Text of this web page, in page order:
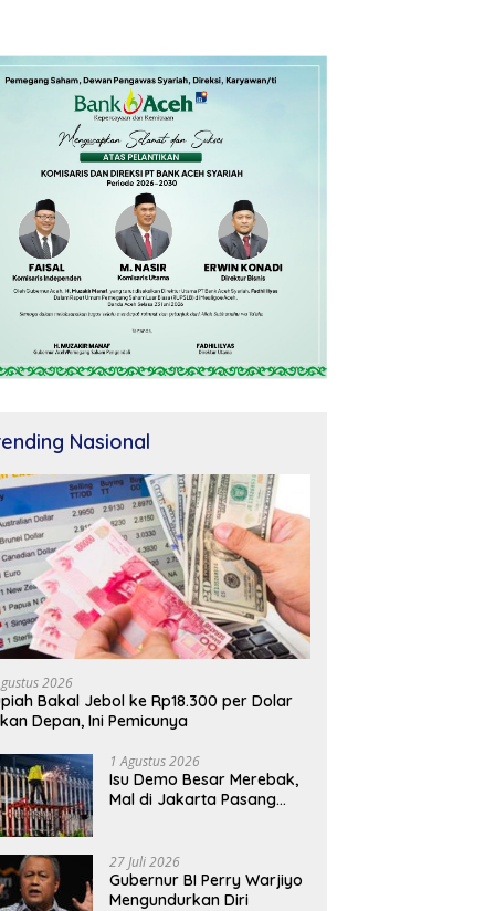
Nasional
2026
Bakal Jebol ke Rp18.300 per Dolar
Depan, Ini Pemicunya
1 Agustus 2026
Isu Demo Besar Merebak,
Mal di Jakarta Pasang
27 Juli 2026
Gubernur BI Perry Warjiyo
Mengundurkan Diri